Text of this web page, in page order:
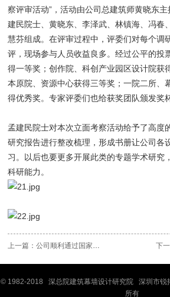
察评审活动”，活动由公司总建筑师黄晓东
建民院士、黄晓东、李泽武、林镇海、冯春
慧芬组成。在评审过程中，评委们对每个调
评，现场参与人员收益良多。经过公平的投
得一等奖；创作院、科创产业园区设计院获
本原院、资源中心获得三等奖；一院二所、
得优秀奖。专家评委们也给获奖团队颁发奖
孟建民院士对本次立面考察活动给予了高度
研究报告进行整改梳理，形成书册让公司各
习。以后也要更多开展此类的专题学术研究
科研能力。
上一篇：公司顺利通过国家高新企业再认定 下一
© 1982-2018 深总院建筑幕墙设计研究院 深圳市
所有